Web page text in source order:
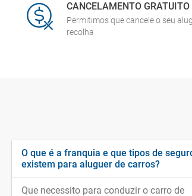
CANCELAMENTO
Permitimos que cancele o seu
recolha
O que é a franquia e que tipos de
existem para aluguer de carros?
Que necessito para conduzir o carro de